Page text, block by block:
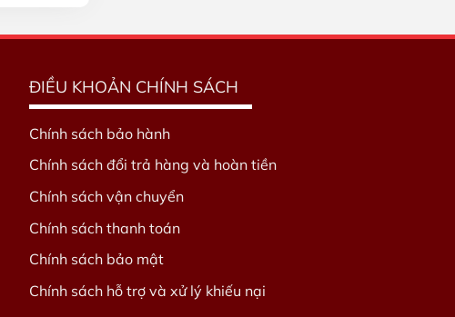
ĐIỀU KHOẢN CHÍNH SÁCH
Chính sách bảo hành
Chính sách đổi trả hàng và hoàn tiền
Chính sách vận chuyển
Chính sách thanh toán
Chính sách bảo mật
Chính sách hỗ trợ và xử lý khiếu nại